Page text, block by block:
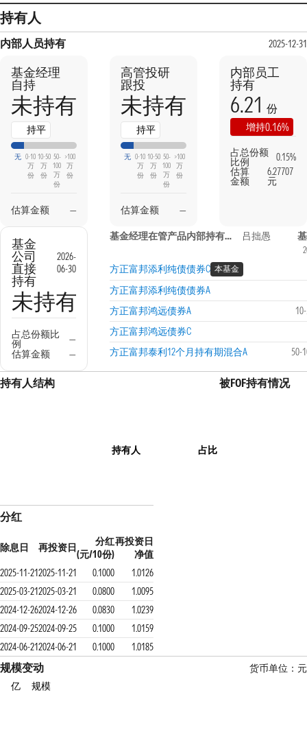
持有人
内部人员持有 2025-12-31
基金经理
自持
未持有
持平
无 0-10
万
份
10-50
万
份
50-
100
万
份
>100
万
份
估算金额 —
高管投研
跟投
未持有
持平
无 0-10
万
份
10-50
万
份
50-
100
万
份
>100
万
份
估算金额 —
内部员工
持有
6.21 份
增持0.16%
占总份额
比例
0.15%
估算
金额
6.27707
元
基金
公司
直接
持有
2026-
06-30
未持有
占总份额比
例
—
估算金额
—
基金经理在管产品内部持有信息 吕拙愚
方正富邦添利纯债债券C 本基金
方正富邦添利纯债债券A
方正富邦鸿远债券A
方正富邦鸿远债券C
方正富邦泰利12个月持有期混合A
50-
持有人结构
持有人 占比
被FOF持有情况
分红
除息日 再投资日
分红
(元/10份)
再投资日
净值
2025-11-212025-11-21 0.1000
1.0126
2025-03-212025-03-21 0.0800
1.0095
2024-12-262024-12-26 0.0830
1.0239
2024-09-252024-09-25 0.1000
1.0159
2024-06-212024-06-21 0.1000 1.0185
规模变动
货币单位：元
亿
规模